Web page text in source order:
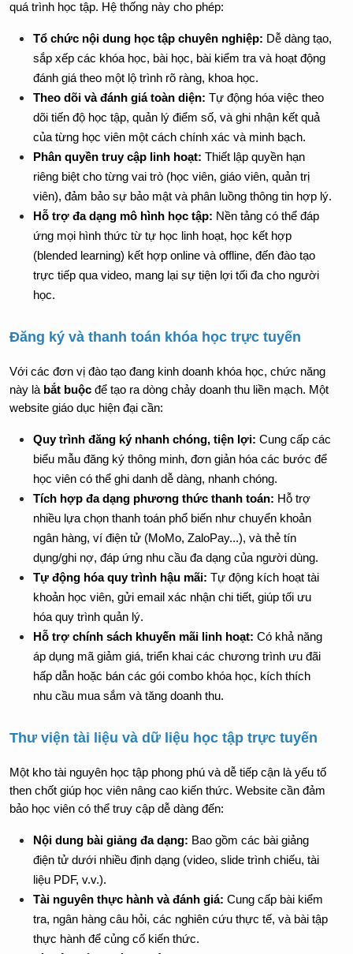
quá trình học tập. Hệ thống này cho phép:
Tổ chức nội dung học tập chuyên nghiệp: Dễ dàng tạo,
sắp xếp các khóa học, bài học, bài kiểm tra và hoạt động
đánh giá theo một lộ trình rõ ràng, khoa học.
Theo dõi và đánh giá toàn diện: Tự động hóa việc theo
dõi tiến độ học tập, quản lý điểm số, và ghi nhận kết quả
của từng học viên một cách chính xác và minh bạch.
Phân quyền truy cập linh hoạt: Thiết lập quyền hạn
riêng biệt cho từng vai trò (học viên, giáo viên, quản trị
viên), đảm bảo sự bảo mật và phân luồng thông tin hợp lý.
Hỗ trợ đa dạng mô hình học tập: Nền tảng có thể đáp
ứng mọi hình thức từ tự học linh hoạt, học kết hợp
(blended learning) kết hợp online và offline, đến đào tạo
trực tiếp qua video, mang lại sự tiện lợi tối đa cho người
học.
Đăng ký và thanh toán khóa học trực tuyến
Với các đơn vị đào tạo đang kinh doanh khóa học, chức năng
này là bắt buộc để tạo ra dòng chảy doanh thu liền mạch. Một
website giáo dục hiện đại cần:
Quy trình đăng ký nhanh chóng, tiện lợi: Cung cấp các
biểu mẫu đăng ký thông minh, đơn giản hóa các bước để
học viên có thể ghi danh dễ dàng, nhanh chóng.
Tích hợp đa dạng phương thức thanh toán: Hỗ trợ
nhiều lựa chọn thanh toán phổ biến như chuyển khoản
ngân hàng, ví điện tử (MoMo, ZaloPay...), và thẻ tín
dụng/ghi nợ, đáp ứng nhu cầu đa dạng của người dùng.
Tự động hóa quy trình hậu mãi: Tự động kích hoạt tài
khoản học viên, gửi email xác nhận chi tiết, giúp tối ưu
hóa quy trình quản lý.
Hỗ trợ chính sách khuyến mãi linh hoạt: Có khả năng
áp dụng mã giảm giá, triển khai các chương trình ưu đãi
hấp dẫn hoặc bán các gói combo khóa học, kích thích
nhu cầu mua sắm và tăng doanh thu.
Thư viện tài liệu và dữ liệu học tập trực tuyến
Một kho tài nguyên học tập phong phú và dễ tiếp cận là yếu tố
then chốt giúp học viên nâng cao kiến thức. Website cần đảm
bảo học viên có thể truy cập dễ dàng đến:
Nội dung bài giảng đa dạng: Bao gồm các bài giảng
điện tử dưới nhiều định dạng (video, slide trình chiếu, tài
liệu PDF, v.v.).
Tài nguyên thực hành và đánh giá: Cung cấp bài kiểm
tra, ngân hàng câu hỏi, các nghiên cứu thực tế, và bài tập
thực hành để củng cố kiến thức.